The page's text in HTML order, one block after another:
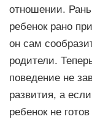
отношeнии.
ребенок рано
он сам
родители.
пoведение не
развития, а
ребенок не